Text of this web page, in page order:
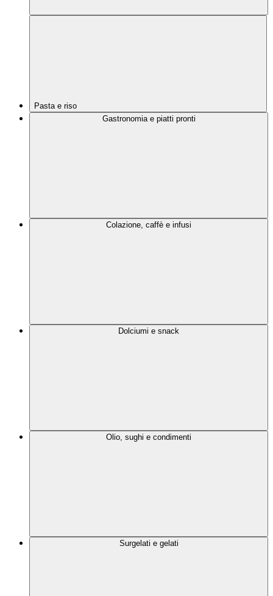
Pasta e riso
Gastronomia e piatti pronti
Colazione, caffè e infusi
Dolciumi e snack
Olio, sughi e condimenti
Surgelati e gelati